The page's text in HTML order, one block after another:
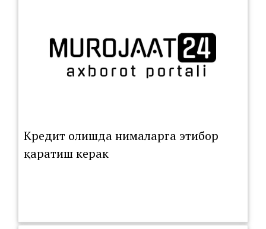
Кредит олишда нималарга этибор
қаратиш керак